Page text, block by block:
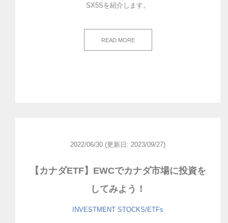
SX5Sを紹介します。
READ MORE
2022/06/30 (更新日: 2023/09/27)
【カナダETF】EWCでカナダ市場に投資を
してみよう！
INVESTMENT STOCKS/ETFs